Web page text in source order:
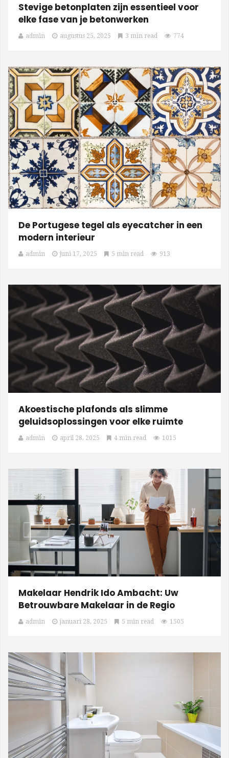
Stevige betonplaten zijn essentieel voor
elke fase van je betonwerken
admin augustus 25, 2025 3 min read 774
De Portugese tegel als eyecatcher in een
modern interieur
admin juni 17, 2025 5 min read 913
Akoestische plafonds als slimme
geluidsoplossingen voor elke ruimte
admin april 28, 2025 4 min read 1015
Makelaar Hendrik Ido Ambacht: Uw
Betrouwbare Makelaar in de Regio
admin januari 28, 2025 5 min read 1505